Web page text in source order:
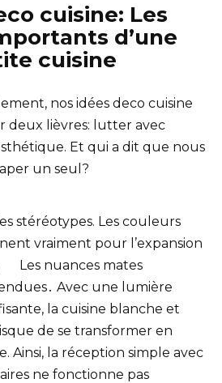
cuisine: Les
d’une
cuisine
nos idées deco cuisine
deux lièvres: lutter avec
Et qui a dit que nous
un seul?
stéréotypes. Les couleurs
vraiment pour l’expansion
Les nuances mates
Avec une lumière
la cuisine blanche et
de se transformer en
Ainsi, la réception simple avec
ne fonctionne pas